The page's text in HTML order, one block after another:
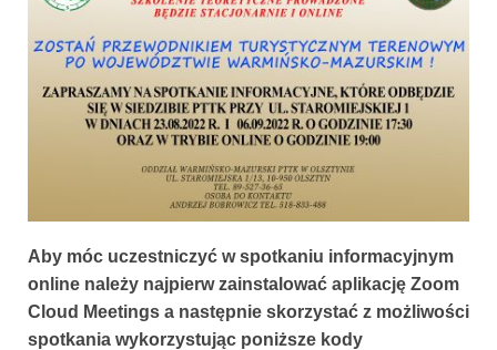
Aby móc uczestniczyć w spotkaniu informacyjnym
online należy najpierw zainstalować aplikację Zoom
Cloud Meetings a następnie skorzystać z możliwości
spotkania wykorzystując poniższe kody